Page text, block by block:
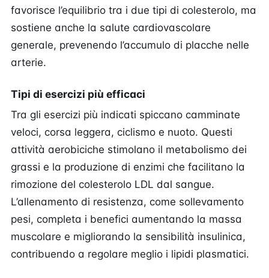
favorisce l’equilibrio tra i due tipi di colesterolo, ma
sostiene anche la salute cardiovascolare
generale, prevenendo l’accumulo di placche nelle
arterie.
Tipi di esercizi più efficaci
Tra gli esercizi più indicati spiccano camminate
veloci, corsa leggera, ciclismo e nuoto. Questi
attività aerobiciche stimolano il metabolismo dei
grassi e la produzione di enzimi che facilitano la
rimozione del colesterolo LDL dal sangue.
L’allenamento di resistenza, come sollevamento
pesi, completa i benefici aumentando la massa
muscolare e migliorando la sensibilità insulinica,
contribuendo a regolare meglio i lipidi plasmatici.